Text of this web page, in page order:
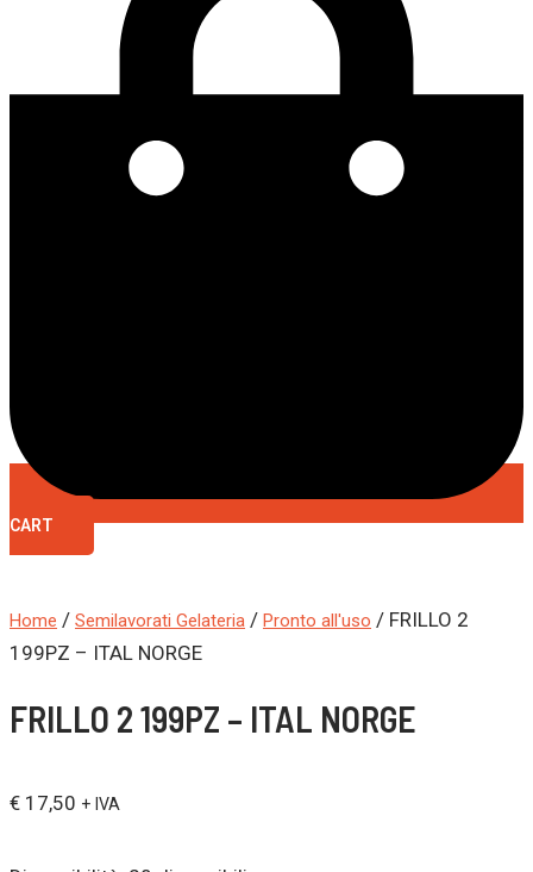
CART
Home / Semilavorati Gelateria / Pronto all'uso / FRILLO 2
199PZ – ITAL NORGE
FRILLO 2 199PZ – ITAL NORGE
€ 17,50 + IVA